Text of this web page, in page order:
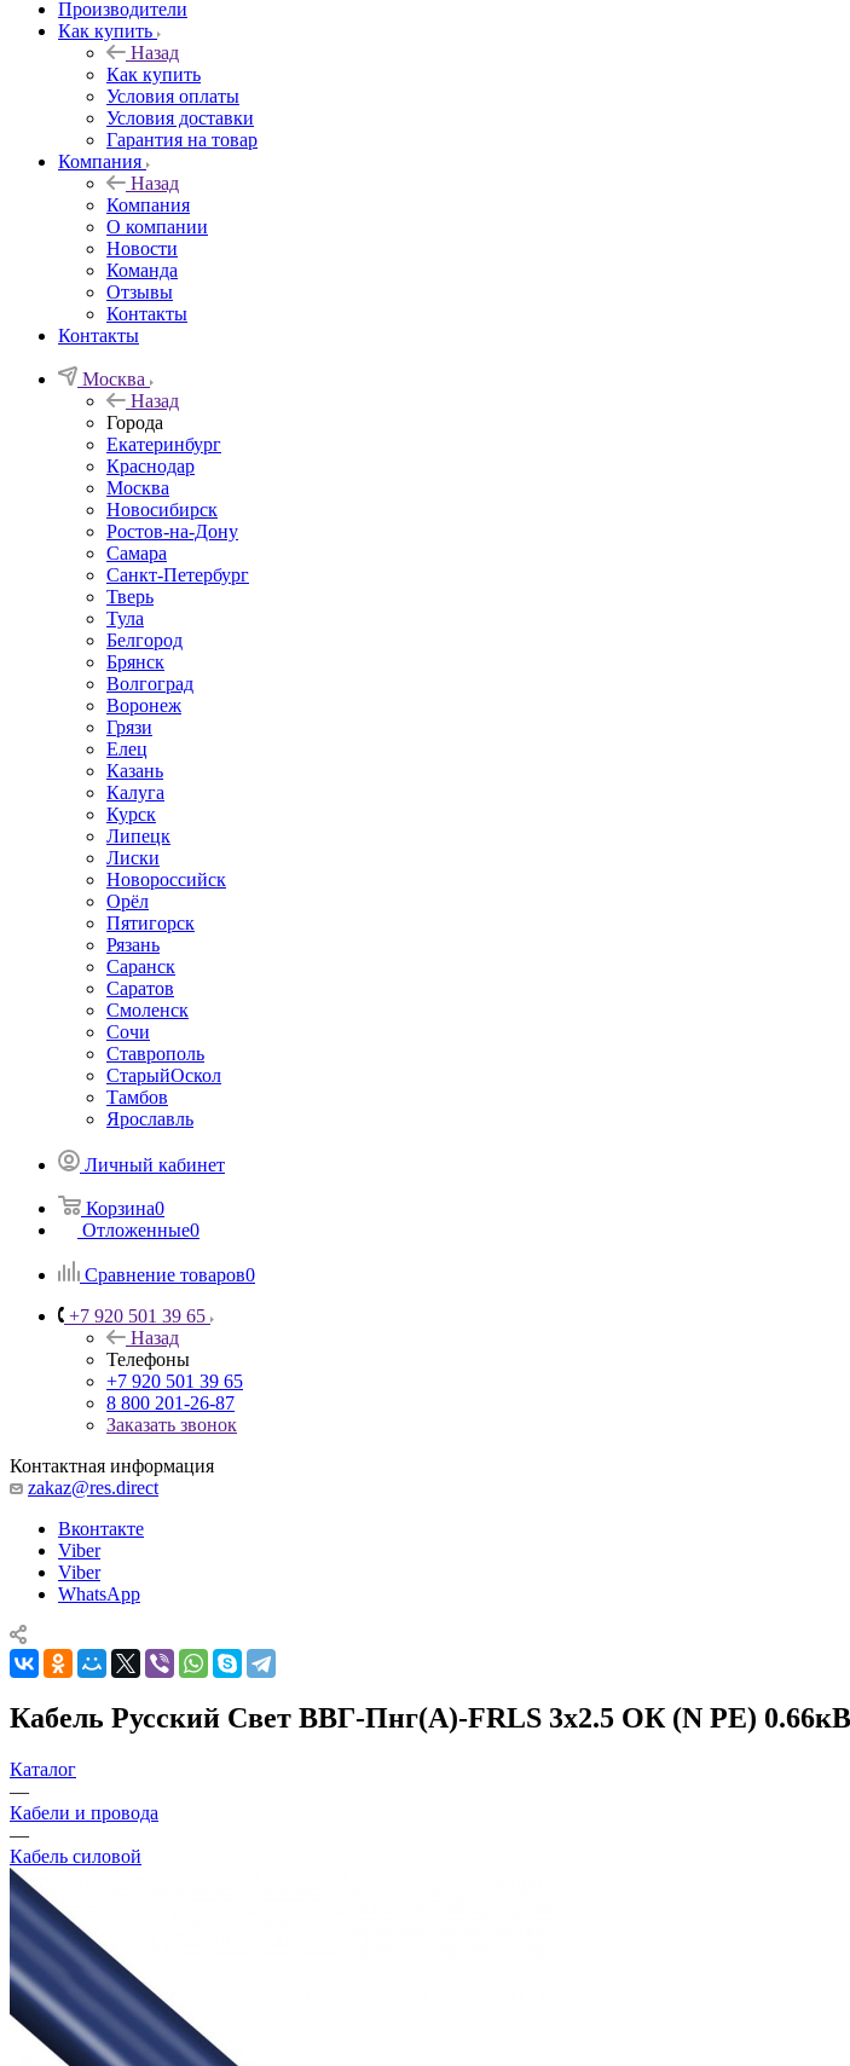
Производители
Как купить
Назад
Как купить
Условия оплаты
Условия доставки
Гарантия на товар
Компания
Назад
Компания
О компании
Новости
Команда
Отзывы
Контакты
Контакты
Москва
Назад
Города
Екатеринбург
Краснодар
Москва
Новосибирск
Ростов-на-Дону
Самара
Санкт-Петербург
Тверь
Тула
Белгород
Брянск
Волгоград
Воронеж
Грязи
Елец
Казань
Калуга
Курск
Липецк
Лиски
Новороссийск
Орёл
Пятигорск
Рязань
Саранск
Саратов
Смоленск
Сочи
Ставрополь
СтарыйОскол
Тамбов
Ярославль
Личный кабинет
Корзина0
Отложенные0
Сравнение товаров0
+7 920 501 39 65
Назад
Телефоны
+7 920 501 39 65
8 800 201-26-87
Заказать звонок
Контактная информация
zakaz@res.direct
Вконтакте
Viber
Viber
WhatsApp
Кабель Русский Свет ВВГ-Пнг(А)-FRLS 3х2.5 ОК (N PE)
Каталог
—
Кабели и провода
—
Кабель силовой